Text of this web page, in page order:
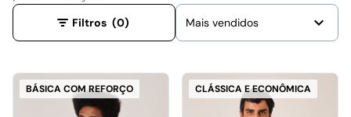
Filtros (0) Mais vendidos
BÁSICA COM REFORÇO CLÁSSICA E ECONÔMICA